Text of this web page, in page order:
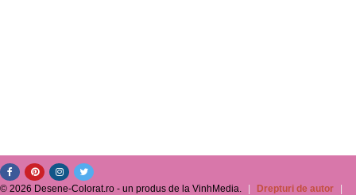
© 2026 Desene-Colorat.ro - un produs de la VinhMedia. Drepturi de autor